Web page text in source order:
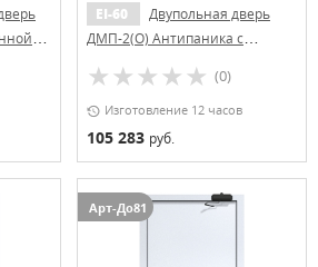
EI-60
Двупольная дверь
ДМП-2(О) Антипаника с
вентиляционными решетками
и стеклопакетами (600х400)
(0)
Изготовление 12 часов
105 283 руб.
Арт-До81